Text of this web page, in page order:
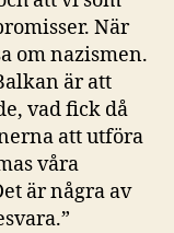
När
om nazismen.
är att
vad fick då
att utföra
våra
är några av